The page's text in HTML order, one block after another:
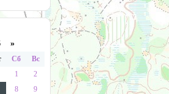
»
Сб
Вс
1
2
8
9